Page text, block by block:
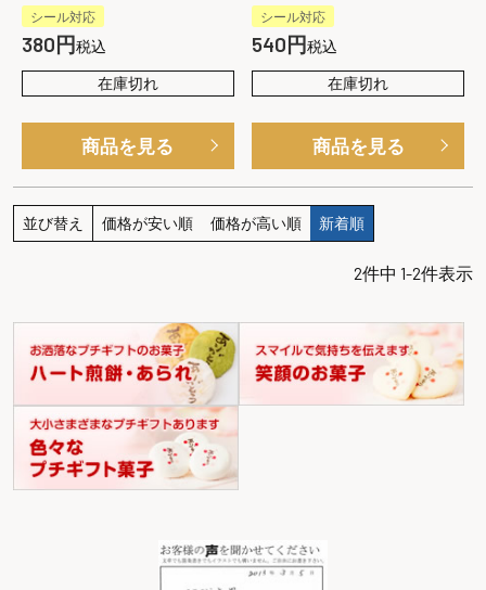
シール対応
380
税込
在庫切れ
商品を見る
シール対応
540
税込
在庫切れ
商品を見る
並び替え 価格が安い順 価格が高い順 新着順
2件中 1-2件表示